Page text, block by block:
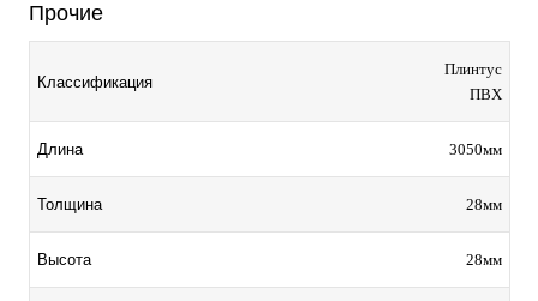
Прочие
Классификация
Плинтус
ПВХ
Длина 3050мм
Толщина 28мм
Высота 28мм